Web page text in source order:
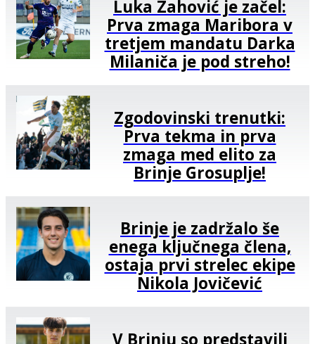
Luka Zahović je začel:
Prva zmaga Maribora v
tretjem mandatu Darka
Milaniča je pod streho!
Zgodovinski trenutki:
Prva tekma in prva
zmaga med elito za
Brinje Grosuplje!
Brinje je zadržalo še
enega ključnega člena,
ostaja prvi strelec ekipe
Nikola Jovičević
V Brinju so predstavili